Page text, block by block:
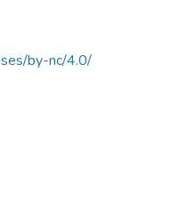
by-nc/4.0/